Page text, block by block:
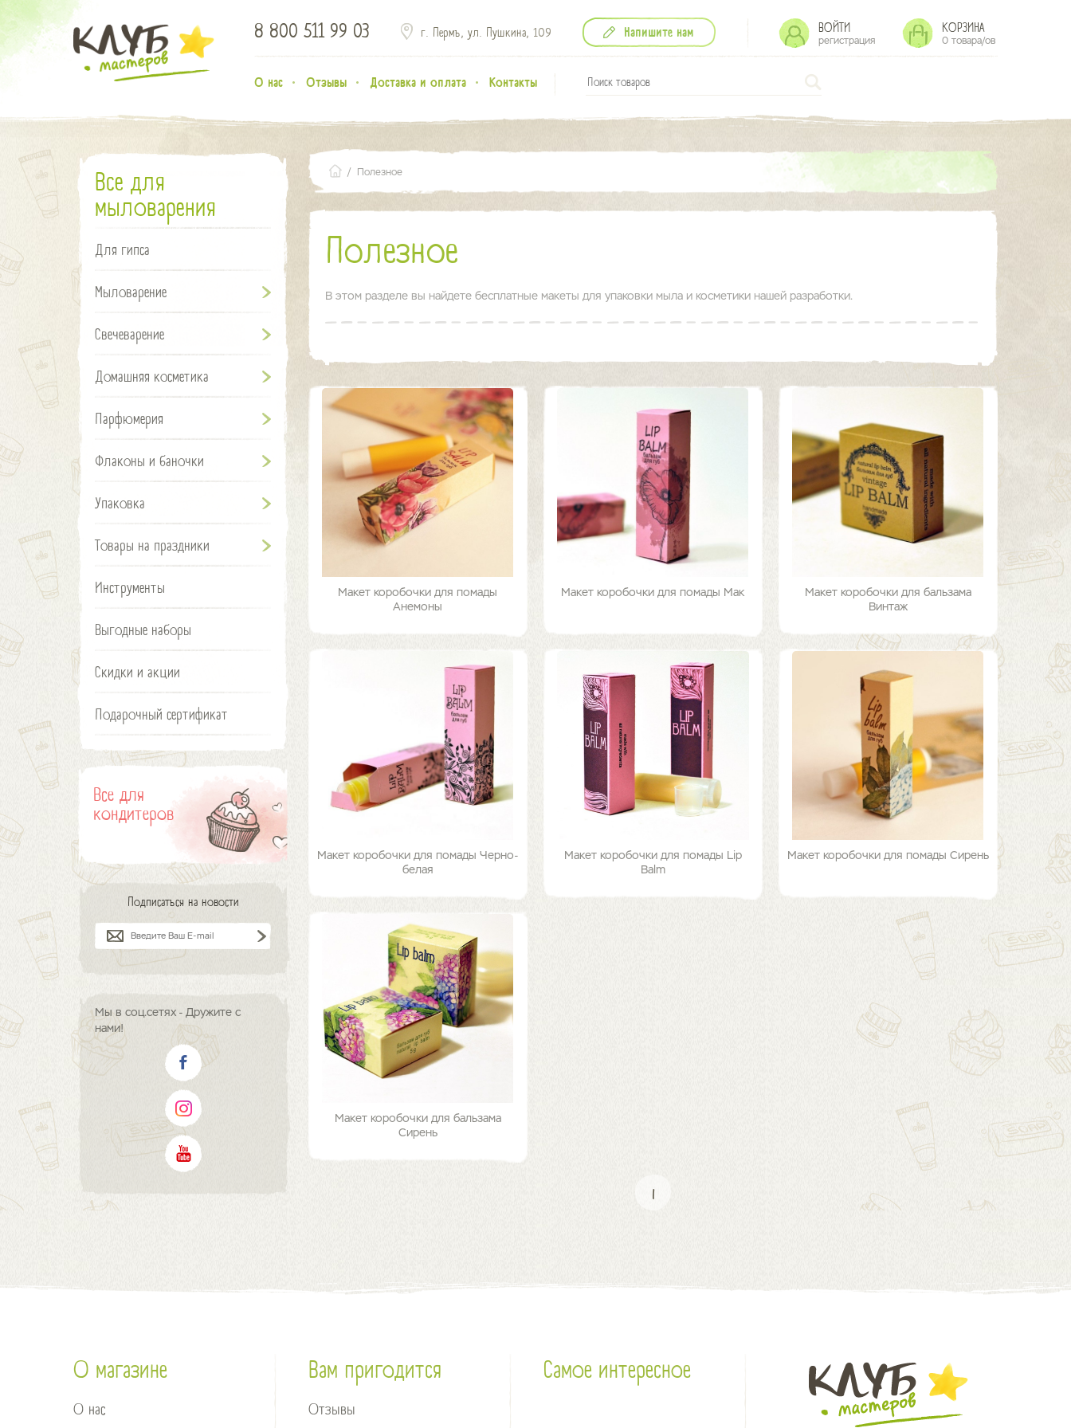
8 800 511 99 03 г. Пермь, ул. Пушкина, 109 Напишите нам ВОЙТИ
регистрация
КОРЗИНА
0товарa/ов
О нас Отзывы Доставка и оплата Контакты
Все для
мыловарения
Для гипса
Мыловарение
Свечеварение
Домашняя косметика
Парфюмерия
Флаконы и баночки
Упаковка
Товары на праздники
Инструменты
Выгодные наборы
Скидки и акции
Подарочный сертификат
Все для
кондитеров
Подписаться на новости
Мы в соц.сетях - Дружите с
нами!
Полезное
Полезное
В этом разделе вы найдете бесплатные макеты для упаковки мыла и косметики нашей разработки.
Макет коробочки для помады
Анемоны
Макет коробочки для помады Мак
Макет коробочки для бальзама
Винтаж
Макет коробочки для помады Черно-
белая
Макет коробочки для помады Lip
Balm
Макет коробочки для помады Сирень
Макет коробочки для бальзама
Сирень
1
О магазине
О нас
Вам пригодится
Отзывы
Самое интересное